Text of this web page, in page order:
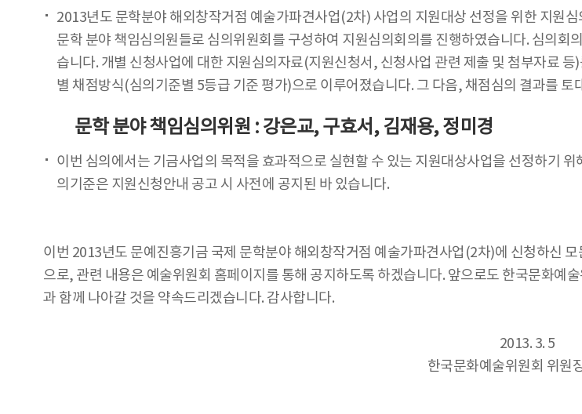
2013년도 문학분야 해외창작거점 예술가파견사업(2차) 사업의 지원대상 선정을 위한 지원
문학 분야 책임심의원들로 심의위원회를 구성하여 지원심의회의를 진행하였습니다. 심의
습니다. 개별 신청사업에 대한 지원심의자료(지원신청서, 신청사업 관련 제출 및 첨부자료
별 채점방식(심의기준별 5등급 기준 평가)으로 이루어졌습니다. 그 다음, 채점심의 결과를
문학 분야 책임심의위원 : 강은교, 구효서, 김재용, 정미경
이번 심의에서는 기금사업의 목적을 효과적으로 실현할 수 있는 지원대상사업을 선정하기
의기준은 지원신청안내 공고 시 사전에 공지된 바 있습니다.
이번 2013년도 문예진흥기금 국제 문학분야 해외창작거점 예술가파견사업(2차)에 신청하신
으로, 관련 내용은 예술위원회 홈페이지를 통해 공지하도록 하겠습니다. 앞으로도 한국문화예
과 함께 나아갈 것을 약속드리겠습니다. 감사합니다.
2013. 3. 5
한국문화예술위원회 위원